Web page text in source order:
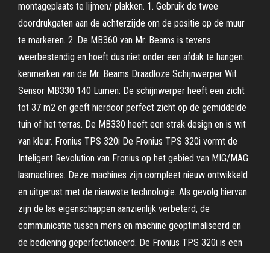
montageplaats te lijmen/ plakken. 1. Gebruik de twee
doordrukgaten aan de achterzijde om de positie op de muur
te markeren. 2. De MB360 van Mr. Beams is tevens
weerbestendig en hoeft dus niet onder een afdak te hangen.
kenmerken van de Mr. Beams Draadloze Schijnwerper Wit
Sensor MB330 140 Lumen: De schijnwerper heeft een zicht
tot 37 m2 en geeft hierdoor perfect zicht op de gemiddelde
tuin of het terras. De MB330 heeft een strak design en is wit
van kleur. Fronius TPS 320i De Fronius TPS 320i vormt de
Inteligent Revolution van Fronius op het gebied van MIG/MAG
lasmachines. Deze machines zijn compleet nieuw ontwikkeld
en uitgerust met de nieuwste technologie. Als gevolg hiervan
zijn de las eigenschappen aanzienlijk verbeterd, de
communicatie tussen mens en machine geoptimaliseerd en
de bediening geperfectioneerd. De Fronius TPS 320i is een